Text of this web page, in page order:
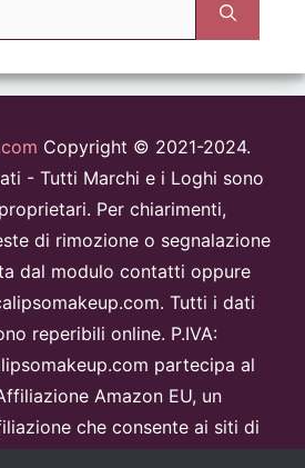
Copyright © 2021-2024.
- Tutti Marchi e i Loghi sono
Per chiarimenti,
di rimozione o segnalazione
dal modulo contatti oppure
Tutti i dati
reperibili online. P.IVA:
partecipa al
Amazon EU, un
che consente ai siti di